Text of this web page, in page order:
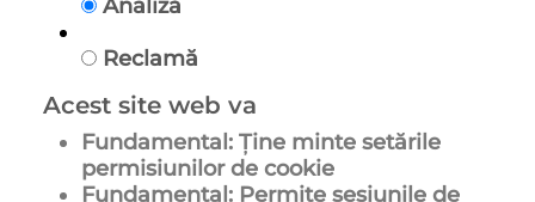
Analiză
Reclamă
Acest site web va
Fundamental: Ține minte setările
permisiunilor de cookie
Fundamental: Permite sesiunile de